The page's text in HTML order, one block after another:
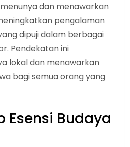
dan menawarkan
pengalaman
dipuji dalam berbagai
Pendekatan ini
lokal dan menawarkan
bagi semua orang yang
Esensi Budaya